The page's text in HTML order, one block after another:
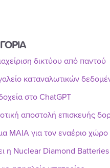
δικτύου από παντού
καταναλωτικών
στο ChatGPT
αποστολή επισκευής
MAIA για τον εναέριο χώρο
η Nuclear Diamond Batteries